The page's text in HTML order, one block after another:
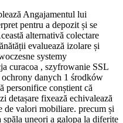
Angajamentul lui
pentru a depozit și se
alternativă colectare
evaluează izolare și
systemy
curacoa , szyfrowanie SSL
danych 1 środków
personifice conștient că
detașare fixează echivalează
de valori mobiliare. precum și
spăla uneori a galopa la diferite